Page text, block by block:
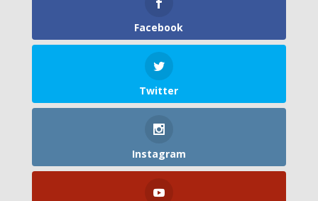
Facebook
Twitter
Instagram